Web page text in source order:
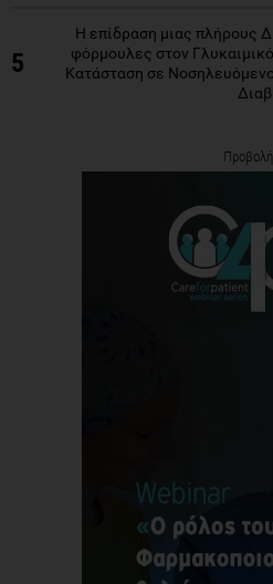
5
Η επίδραση μιας πλήρους
φόρμουλες στον
Κατάσταση σε
Προβολή